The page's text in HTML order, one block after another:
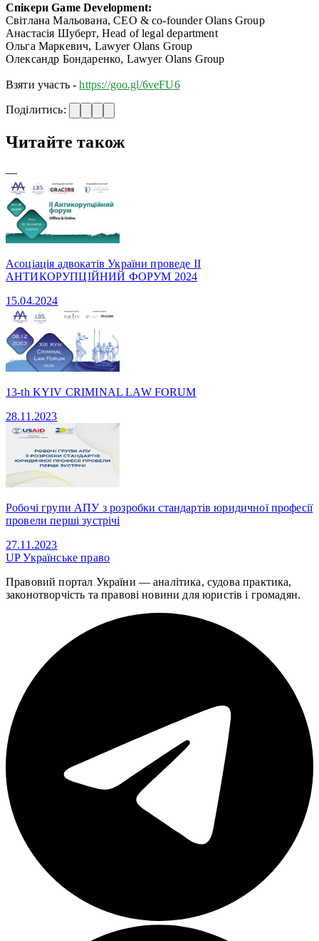
Спікери Game Development:
Світлана Мальована, CEO & co-founder Olans Group
Анастасія Шуберт, Head of legal department
Ольга Маркевич, Lawyer Olans Group
Олександр Бондаренко, Lawyer Olans Group
Взяти участь -https://goo.gl/6veFU6
Поділитись:
Читайте також
—
Асоціація адвокатів України проведе II
АНТИКОРУПЦІЙНИЙ ФОРУМ 2024
15.04.2024
13-th KYIV CRIMINAL LAW FORUM
28.11.2023
Робочі групи АПУ з розробки стандартів юридичної професії
провели перші зустрічі
27.11.2023
UPУкраїнське право
Правовий портал України — аналітика, судова практика,
законотворчість та правові новини для юристів і громадян.